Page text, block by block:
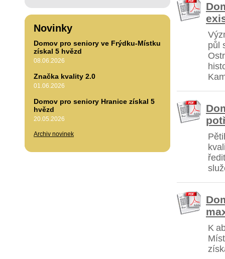
Novinky
Domov pro seniory ve Frýdku-Místku
získal 5 hvězd
08.06.2026
Značka kvality 2.0
01.06.2026
Domov pro seniory Hranice získal 5
hvězd
20.05.2026
Archiv novinek
půl
K